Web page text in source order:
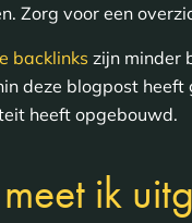
Zorg voor een
backlinks zijn minder
deze blogpost
heeft opgebouwd.
ik